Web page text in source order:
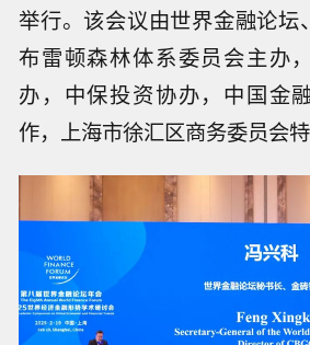
举行。该会议由世界金融论坛
布雷顿森林体系委员会主办
办，中保投资协办，中国金
作，上海市徐汇区商务委员会特